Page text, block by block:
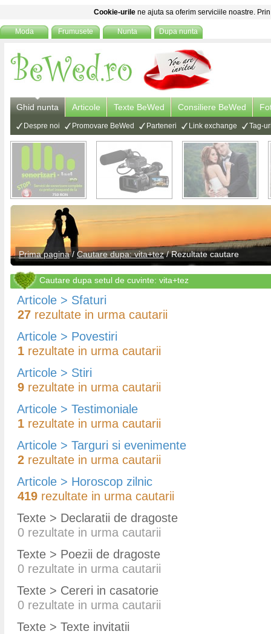
Cookie-urile ne ajuta sa oferim serviciile noastre.
Moda Frumusete Nunta Dupa nunta
Ghid nunta Articole Texte BeWed Consiliere BeWed
Despre noi Promovare BeWed Parteneri Link exchange Tag-
Prima pagina/ Cautare dupa: vita+tez/ Rezultate cautare
Cautare dupa setul de cuvinte: vita+tez
Articole > Sfaturi
27 rezultate in urma cautarii
Articole > Povestiri
1 rezultate in urma cautarii
Articole > Stiri
9 rezultate in urma cautarii
Articole > Testimoniale
1 rezultate in urma cautarii
Articole > Targuri si evenimente
2 rezultate in urma cautarii
Articole > Horoscop zilnic
419 rezultate in urma cautarii
Texte > Declaratii de dragoste
0 rezultate in urma cautarii
Texte > Poezii de dragoste
0 rezultate in urma cautarii
Texte > Cereri in casatorie
0 rezultate in urma cautarii
Texte > Texte invitatii